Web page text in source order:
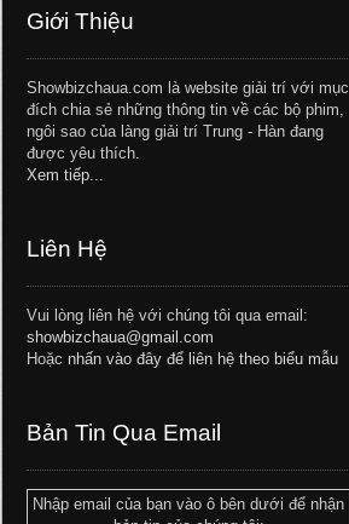
Giới Thiệu
Showbizchaua.com là website giải trí với mục
đích chia sẻ những thông tin về các bộ phim,
ngôi sao của làng giải trí Trung - Hàn đang
được yêu thích.
Xem tiếp...
Liên Hệ
Vui lòng liên hệ với chúng tôi qua email:
showbizchaua@gmail.com
Hoặc nhấn vào đây để liên hệ theo biểu mẫu
Bản Tin Qua Email
Nhập email của bạn vào ô bên dưới để nhận